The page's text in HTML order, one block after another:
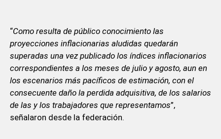
“Como resulta de público conocimiento las
proyecciones inflacionarias aludidas quedarán
superadas una vez publicado los índices inflacionarios
correspondientes a los meses de julio y agosto, aun en
los escenarios más pacíficos de estimación, con el
consecuente daño la perdida adquisitiva, de los salarios
de las y los trabajadores que representamos”,
señalaron desde la federación.